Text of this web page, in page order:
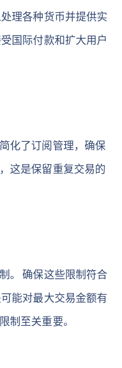
理各种货币并提供实
国际付款和扩大用户
化了订阅管理，确保
这是保留重复交易的
。 确保这些限制符合
能对最大交易金额有
制至关重要。